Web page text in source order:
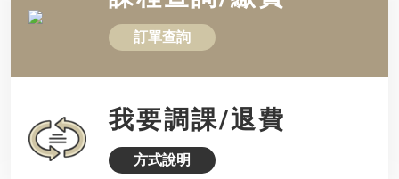
訂單查詢
我要調課/退費
方式說明